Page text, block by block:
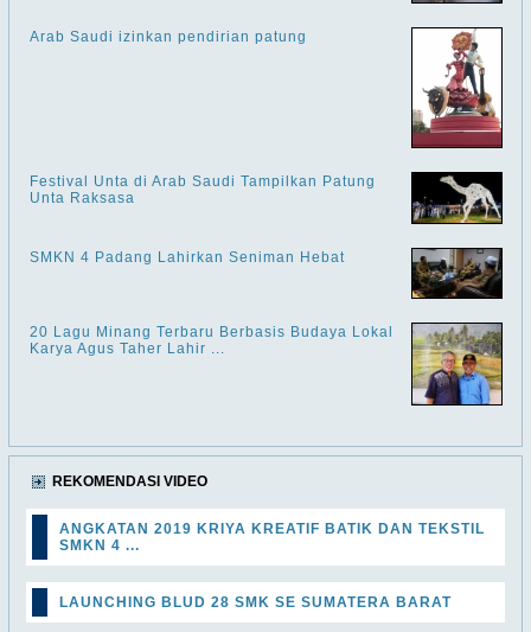
Arab Saudi izinkan pendirian patung
Festival Unta di Arab Saudi Tampilkan Patung
Unta Raksasa
SMKN 4 Padang Lahirkan Seniman Hebat
20 Lagu Minang Terbaru Berbasis Budaya Lokal
Karya Agus Taher Lahir ...
REKOMENDASI VIDEO
ANGKATAN 2019 KRIYA KREATIF BATIK DAN TEKSTIL
SMKN 4 ...
LAUNCHING BLUD 28 SMK SE SUMATERA BARAT